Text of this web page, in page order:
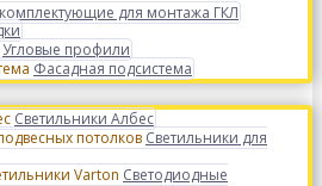
для монтажа ГКЛ
Угловые профили
Фасадная подсистема
Светильники Албес
Светильники для
Светодиодные